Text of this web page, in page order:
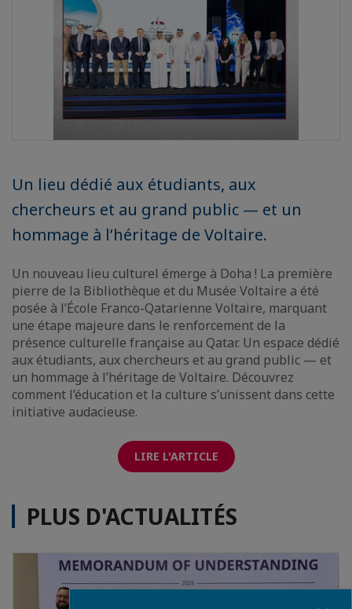
Un lieu dédié aux étudiants, aux
chercheurs et au grand public — et un
hommage à l’héritage de Voltaire.
Un nouveau lieu culturel émerge à Doha ! La première
pierre de la Bibliothèque et du Musée Voltaire a été
posée à l’École Franco-Qatarienne Voltaire, marquant
une étape majeure dans le renforcement de la
présence culturelle française au Qatar. Un espace dédié
aux étudiants, aux chercheurs et au grand public — et
un hommage à l’héritage de Voltaire. Découvrez
comment l’éducation et la culture s’unissent dans cette
initiative audacieuse.
LIRE L'ARTICLE
PLUS D'ACTUALITÉS